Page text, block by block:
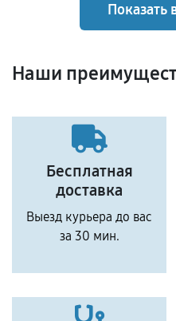
Показать
Наши
Бесплатная
доставка
Выезд курьера до вас
за 30 мин.